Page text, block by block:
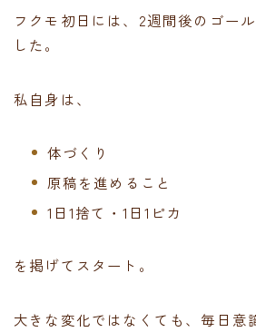
フクモ初日には、2週間後のゴー
した。
私自身は、
体づくり
原稿を進めること
1日1捨て・1日1ピカ
を掲げてスタート。
大きな変化ではなくても、毎日意